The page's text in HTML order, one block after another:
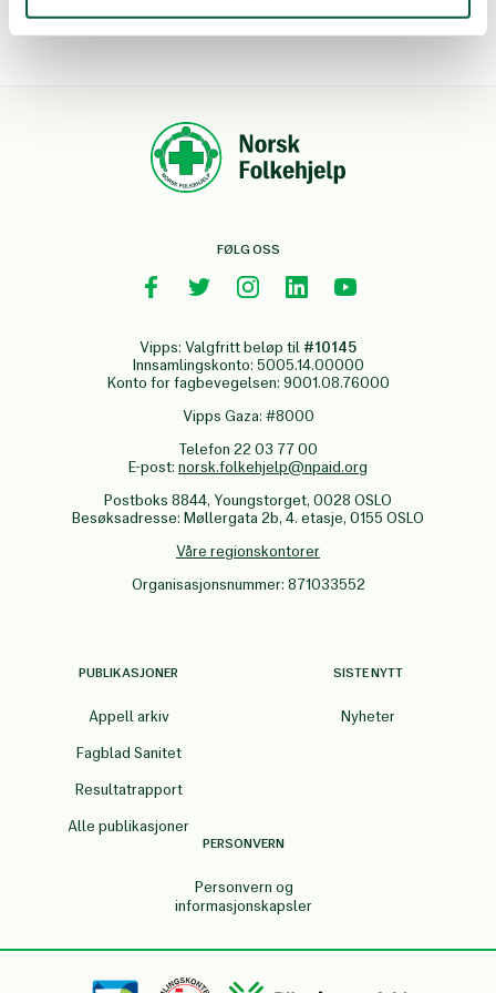
FØLG OSS
Vipps: Valgfritt beløp til #10145
Innsamlingskonto: 5005.14.00000
Konto for fagbevegelsen: 9001.08.76000
Vipps Gaza: #8000
Telefon 22 03 77 00
E-post: norsk.folkehjelp@npaid.org
Postboks 8844, Youngstorget, 0028 OSLO
Besøksadresse: Møllergata 2b, 4. etasje, 0155 OSLO
Våre regionskontorer
Organisasjonsnummer: 871033552
PUBLIKASJONER
Appell arkiv
Fagblad Sanitet
Resultatrapport
Alle publikasjoner
SISTE NYTT
Nyheter
PERSONVERN
Personvern og
informasjonskapsler